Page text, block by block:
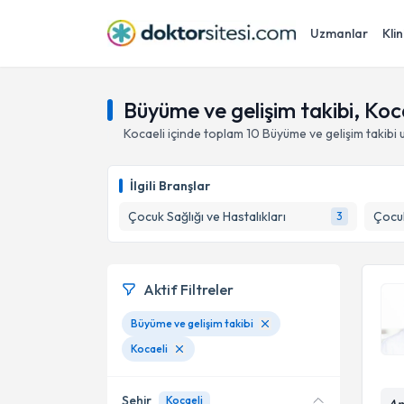
Uzmanlar
Büyüme ve gelişim takibi,
Kocaeli içinde toplam 10 Büyüme ve gelişim takibi
İlgili Branşlar
Çocuk Sağlığı ve Hastalıkları
3
Aktif Filtreler
Büyüme ve gelişim takibi
Kocaeli
Şehir Kocaeli